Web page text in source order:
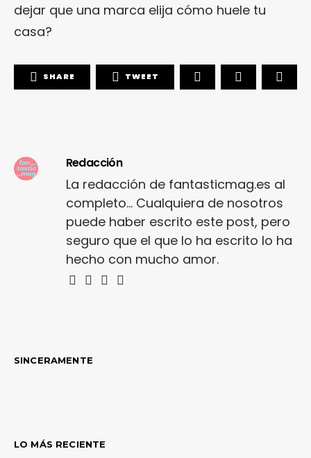
dejar que una marca elija cómo huele tu
casa?
SHARE TWEET
Redacción
La redacción de fantasticmag.es al
completo... Cualquiera de nosotros
puede haber escrito este post, pero
seguro que el que lo ha escrito lo ha
hecho con mucho amor.
SINCERAMENTE
LO MÁS RECIENTE